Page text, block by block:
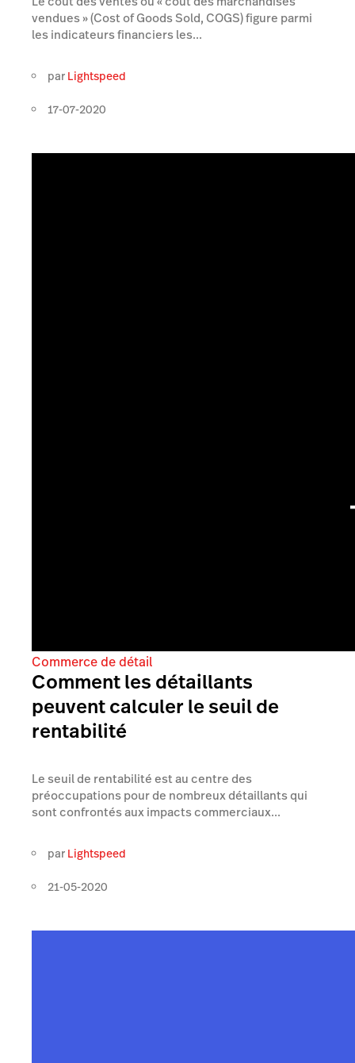
vendues » (Cost of Goods Sold, COGS) figure parmi
les indicateurs financiers les...
par Lightspeed
17-07-2020
Commerce de détail
Comment les détaillants
peuvent calculer le seuil de
rentabilité
Le seuil de rentabilité est au centre des
préoccupations pour de nombreux détaillants qui
sont confrontés aux impacts commerciaux...
par Lightspeed
21-05-2020